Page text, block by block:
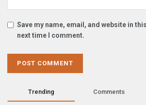
Save my name, email, and website in
next time I comment.
Trending Comments